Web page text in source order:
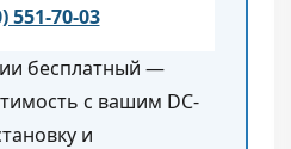
551-70-03
бесплатный —
с вашим DC-
и